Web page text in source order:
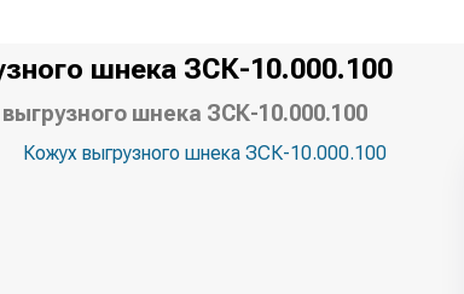
шнека ЗСК-10.000.100
шнека ЗСК-10.000.100